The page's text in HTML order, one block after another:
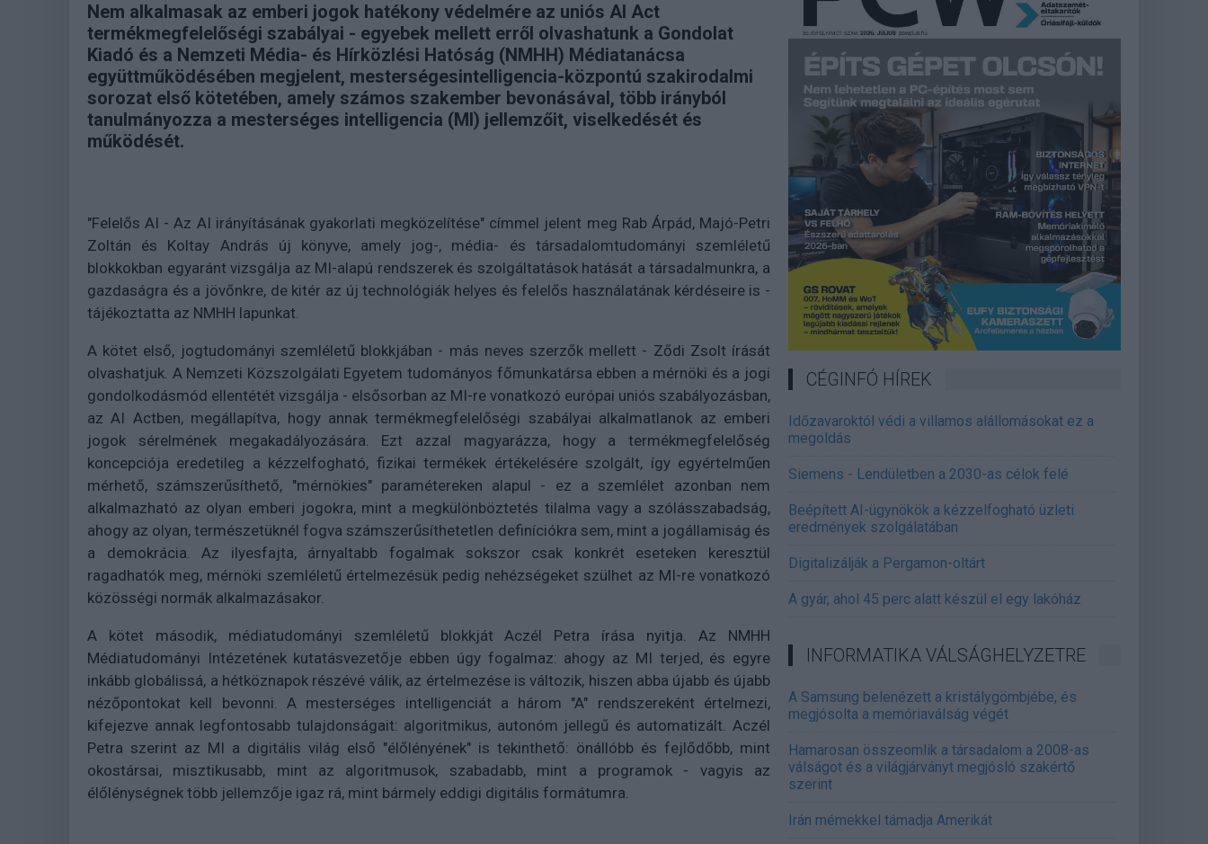
Nem alkalmasak az emberi jogok hatékony védelmére az uniós AI Act
termékmegfelelőségi szabályai - egyebek mellett erről olvashatunk a Gondolat
Kiadó és a Nemzeti Média- és Hírközlési Hatóság (NMHH) Médiatanácsa
együttműködésében megjelent, mesterségesintelligencia-központú szakirodalmi
sorozat első kötetében, amely számos szakember bevonásával, több irányból
tanulmányozza a mesterséges intelligencia (MI) jellemzőit, viselkedését és
működését.
"Felelős AI - Az AI irányításának gyakorlati megközelítése" címmel jelent meg Rab Árpád, Majó-Petri
Zoltán és Koltay András új könyve, amely jog-, média- és társadalomtudományi szemléletű
blokkokban egyaránt vizsgálja az MI-alapú rendszerek és szolgáltatások hatását a társadalmunkra, a
gazdaságra és a jövőnkre, de kitér az új technológiák helyes és felelős használatának kérdéseire is -
tájékoztatta az NMHH lapunkat.
A kötet első, jogtudományi szemléletű blokkjában - más neves szerzők mellett - Ződi Zsolt írását
olvashatjuk. A Nemzeti Közszolgálati Egyetem tudományos főmunkatársa ebben a mérnöki és a jogi
gondolkodásmód ellentétét vizsgálja - elsősorban az MI-re vonatkozó európai uniós szabályozásban,
az AI Actben, megállapítva, hogy annak termékmegfelelőségi szabályai alkalmatlanok az emberi
jogok sérelmének megakadályozására. Ezt azzal magyarázza, hogy a termékmegfelelőség
koncepciója eredetileg a kézzelfogható, fizikai termékek értékelésére szolgált, így egyértelműen
mérhető, számszerűsíthető, "mérnökies" paramétereken alapul - ez a szemlélet azonban nem
alkalmazható az olyan emberi jogokra, mint a megkülönböztetés tilalma vagy a szólásszabadság,
ahogy az olyan, természetüknél fogva számszerűsíthetetlen definíciókra sem, mint a jogállamiság és
a demokrácia. Az ilyesfajta, árnyaltabb fogalmak sokszor csak konkrét eseteken keresztül
ragadhatók meg, mérnöki szemléletű értelmezésük pedig nehézségeket szülhet az MI-re vonatkozó
közösségi normák alkalmazásakor.
A kötet második, médiatudományi szemléletű blokkját Aczél Petra írása nyitja. Az NMHH
Médiatudományi Intézetének kutatásvezetője ebben úgy fogalmaz: ahogy az MI terjed, és egyre
inkább globálissá, a hétköznapok részévé válik, az értelmezése is változik, hiszen abba újabb és újabb
nézőpontokat kell bevonni. A mesterséges intelligenciát a három "A" rendszereként értelmezi,
kifejezve annak legfontosabb tulajdonságait: algoritmikus, autonóm jellegű és automatizált. Aczél
Petra szerint az MI a digitális világ első "élőlényének" is tekinthető: önállóbb és fejlődőbb, mint
okostársai, misztikusabb, mint az algoritmusok, szabadabb, mint a programok - vagyis az
élőlénységnek több jellemzője igaz rá, mint bármely eddigi digitális formátumra.
CÉGINFÓ HÍREK
Időzavaroktól védi a villamos alállomásokat ez a
megoldás
Siemens - Lendületben a 2030-as célok felé
Beépített AI-ügynökök a kézzelfogható üzleti
eredmények szolgálatában
Digitalizálják a Pergamon-oltárt
A gyár, ahol 45 perc alatt készül el egy lakóház
INFORMATIKA VÁLSÁGHELYZETRE
A Samsung belenézett a kristálygömbjébe, és
megjósolta a memóriaválság végét
Hamarosan összeomlik a társadalom a 2008-as
válságot és a világjárványt megjósló szakértő
szerint
Irán mémekkel támadja Amerikát